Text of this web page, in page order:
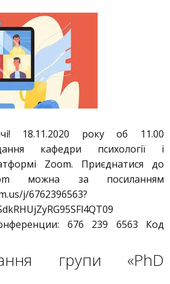
18.11.2020 року об 11.00
кафедри психології і
Zoom. Приєднатися до
можна за посиланням
j/6762396563?
676 239 6563 Код
групи «PhD